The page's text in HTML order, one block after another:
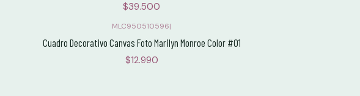
$39.500
MLC950510596|
Cuadro Decorativo Canvas Foto Marilyn Monroe Color #01
$12.990